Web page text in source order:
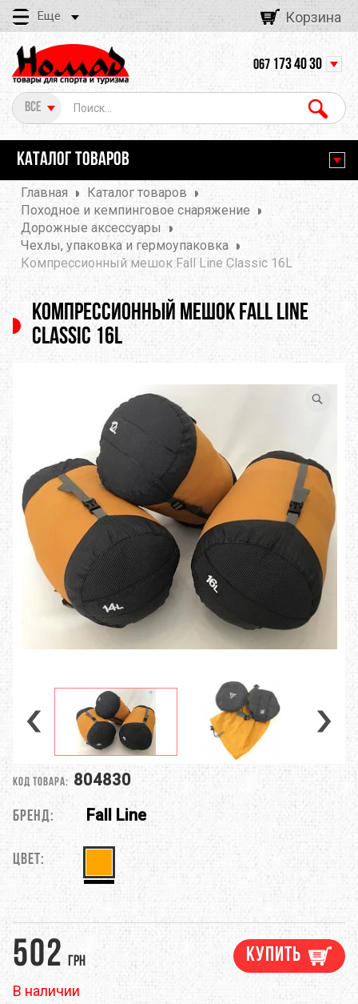
Еще Корзина
Все
067 173 40 30
КАТАЛОГ ТОВАРОВ
Главная
Каталог товаров
Походное и кемпинговое снаряжение
Дорожные аксессуары
Чехлы, упаковка и гермоупаковка
Компрессионный мешок Fall Line Classic 16L
Компрессионный мешок Fall Line
Classic 16L
Код товара: 804830
Бренд: Fall Line
Цвет:
502 грн
В наличии
Купить